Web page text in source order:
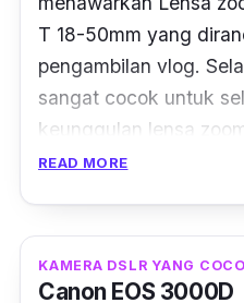
T 18-50mm yang
pengambilan vlog.
sangat cocok untuk
keunggulan lensa
18 mm.
efek bokeh pada latar
READ MORE
KAMERA DSLR YANG
Canon EOS 3000D